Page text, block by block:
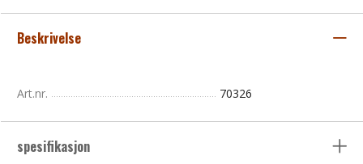
Beskrivelse
Art.nr. 70326
spesifikasjon